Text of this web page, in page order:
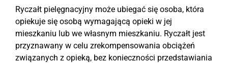
Ryczałt pielęgnacyjny może ubiegać się osoba, która
opiekuje się osobą wymagającą opieki w jej
mieszkaniu lub we własnym mieszkaniu. Ryczałt jest
przyznawany w celu zrekompensowania obciążeń
związanych z opieką, bez konieczności przedstawiania